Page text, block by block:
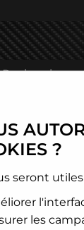
>Mini > R56-
?
seront
les